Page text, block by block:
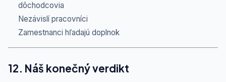
dôchodcovia
Nezávislí pracovníci
Zamestnanci hľadajú doplnok
12. Náš konečný verdikt